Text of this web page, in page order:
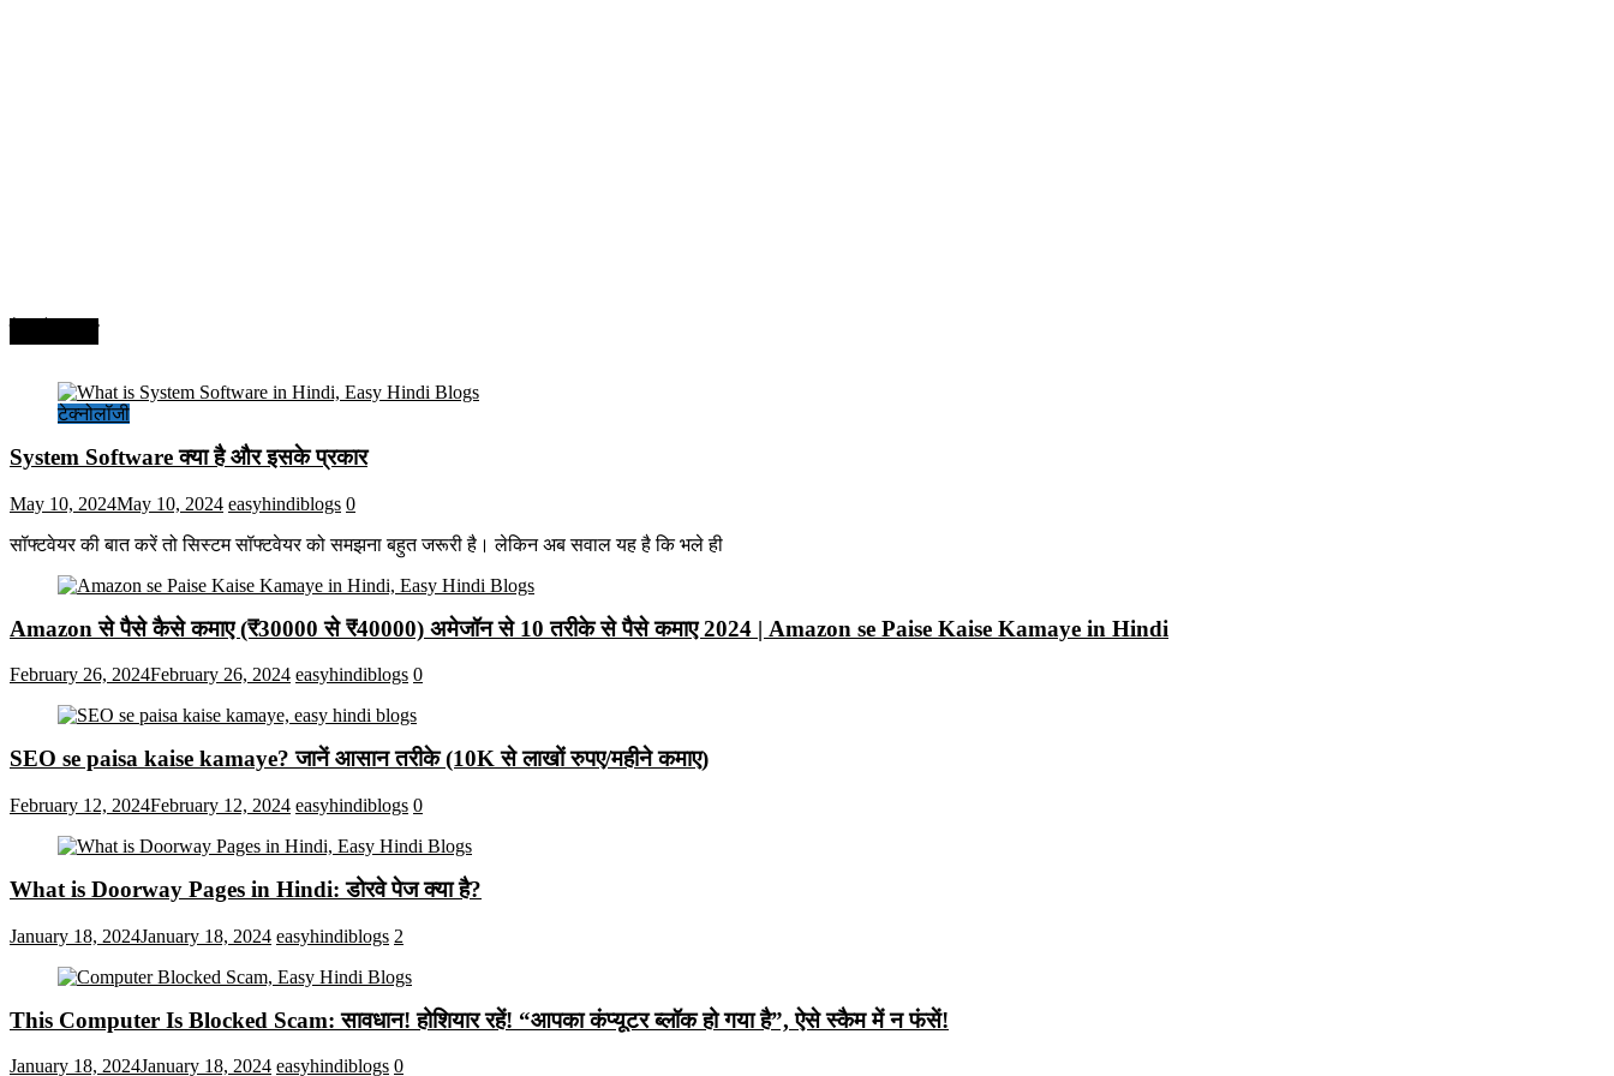
टेक्नोलॉजी
System Software क्या है और इसके प्रकार
May 10, 2024May 10, 2024 easyhindiblogs 0
सॉफ्टवेयर की बात करें तो सिस्टम सॉफ्टवेयर को समझना बहुत जरूरी है। लेकिन अब सवाल यह है कि भले ही
Amazon से पैसे कैसे कमाए (₹30000 से ₹40000) अमेजॉन से 10 तरीके से पैसे कमाए 2024 | Amazon se Paise Kaise Kamaye in Hindi
February 26, 2024February 26, 2024 easyhindiblogs 0
SEO se paisa kaise kamaye? जानें आसान तरीके (10K से लाखों रुपए/महीने कमाए)
February 12, 2024February 12, 2024 easyhindiblogs 0
What is Doorway Pages in Hindi: डोरवे पेज क्या है?
January 18, 2024January 18, 2024 easyhindiblogs 2
This Computer Is Blocked Scam: सावधान! होशियार रहें! “आपका कंप्यूटर ब्लॉक हो गया है”, ऐसे स्कैम में न फंसें!
January 18, 2024January 18, 2024 easyhindiblogs 0